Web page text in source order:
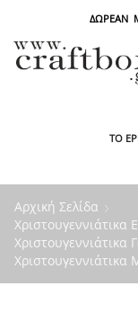
ΔΩΡΕΑΝ
ΤΟ
Αρχική Σελίδα
Χριστουγεννιάτικα
Χριστουγεννιάτικα
Χριστουγεννιάτικα